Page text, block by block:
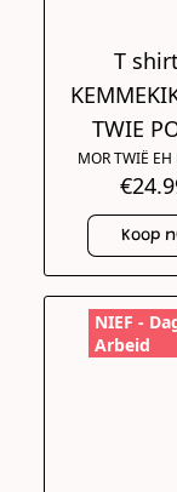
T
TWIE
MOR TWIË EH
Koop
NIEF -
Arbeid